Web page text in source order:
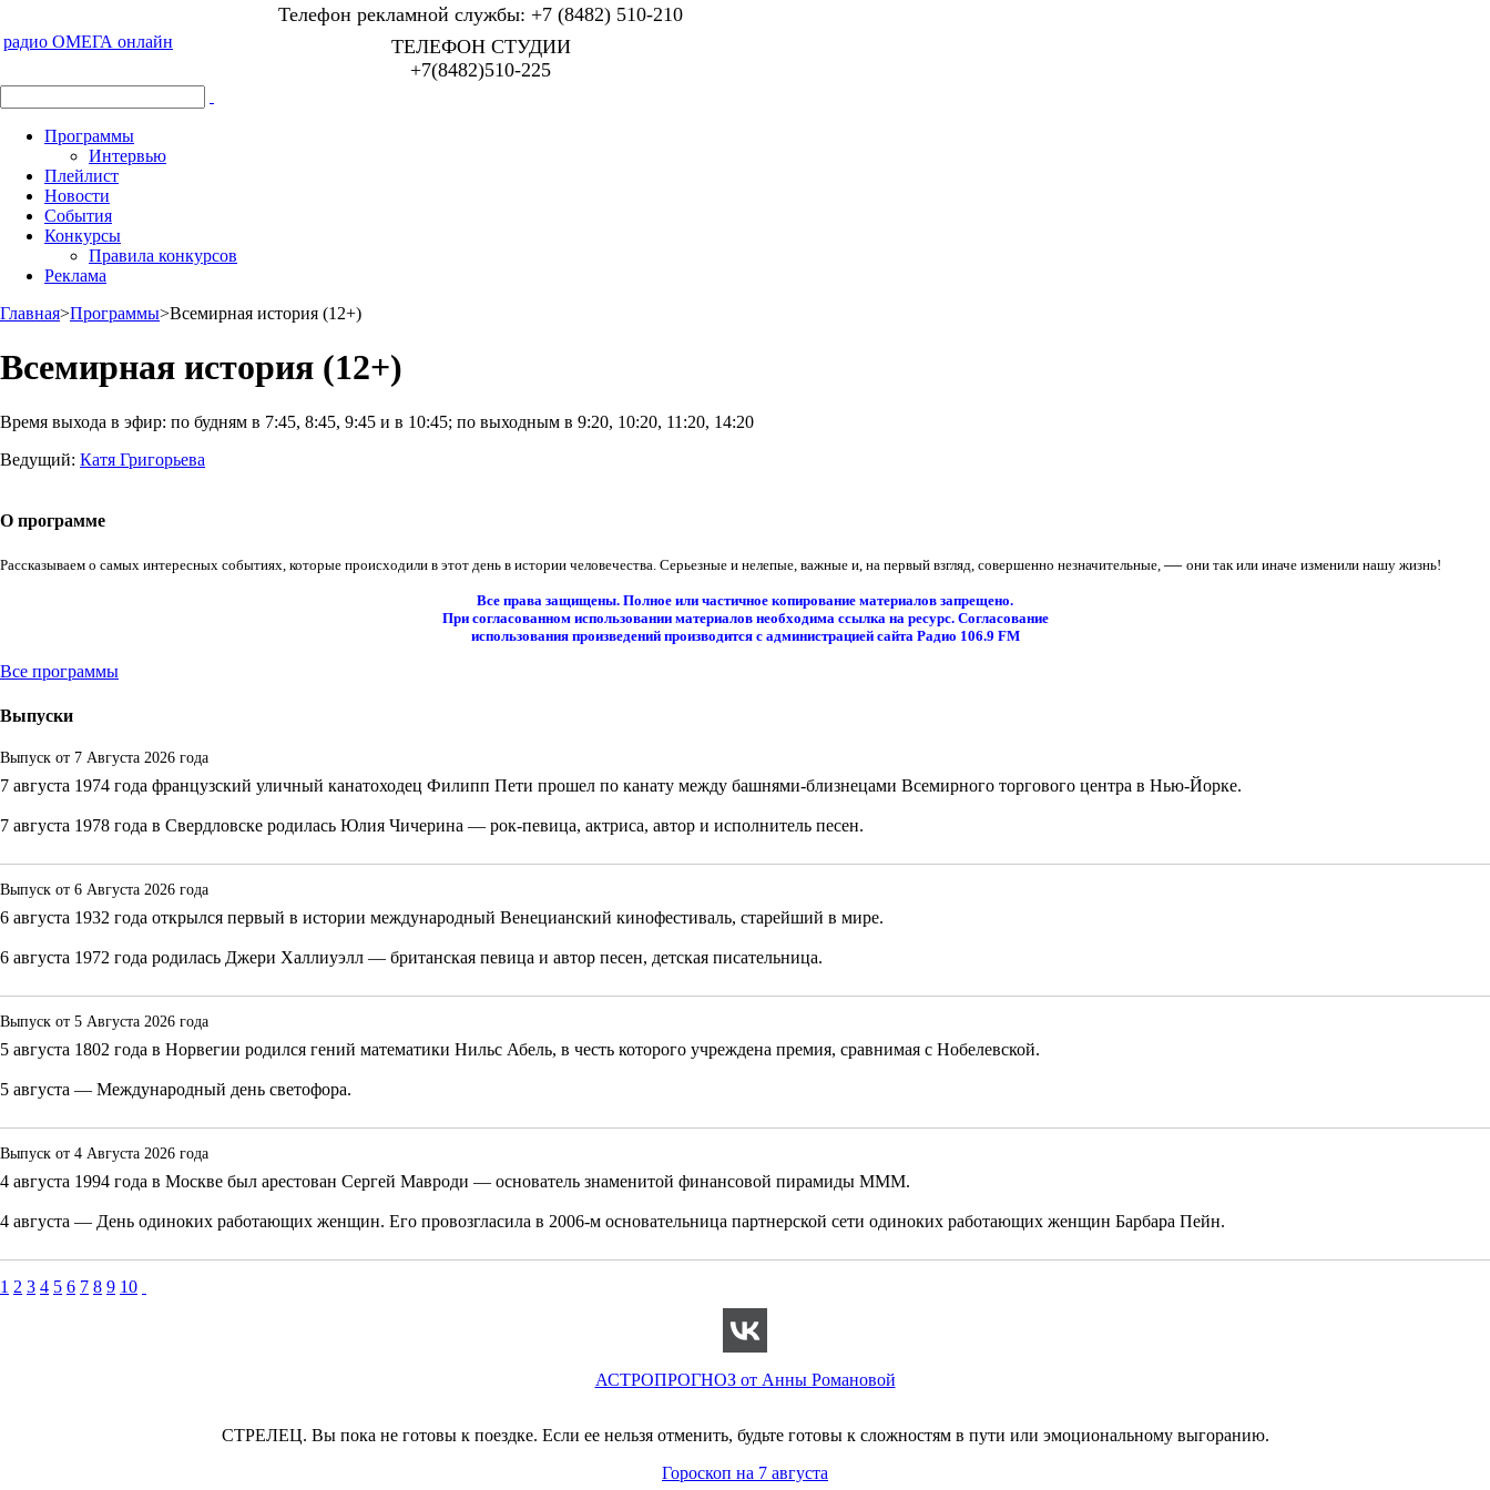
радио ОМЕГА онлайн
Телефон рекламной службы: +7 (8482) 510-210
ТЕЛЕФОН СТУДИИ
+7(8482)510-225
Программы
Интервью
Плейлист
Новости
События
Конкурсы
Правила конкурсов
Реклама
Главная>Программы>Всемирная история (12+)
Всемирная история (12+)
Время выхода в эфир: по будням в 7:45, 8:45, 9:45 и в 10:45; по выходным в 9:20, 10:20, 11:20, 14:20
Ведущий: Катя Григорьева
О программе
Рассказываем о самых интересных событиях, которые происходили в этот день в истории человечества. Серьезные и нелепые, важные и, на первый взгляд, совершенно незначительные, — они так или иначе изменили нашу жизнь!
Все права защищены. Полное или частичное копирование материалов запрещено.
При согласованном использовании материалов необходима ссылка на ресурс. Согласование
использования произведений производится с администрацией сайта Радио 106.9 FM
Все программы
Выпуски
Выпуск от 7 Августа 2026 года
7 августа 1974 года французский уличный канатоходец Филипп Пети прошел по канату между башнями-близнецами Всемирного торгового центра в Нью-Йорке.
7 августа 1978 года в Свердловске родилась Юлия Чичерина — рок-певица, актриса, автор и исполнитель песен.
Выпуск от 6 Августа 2026 года
6 августа 1932 года открылся первый в истории международный Венецианский кинофестиваль, старейший в мире.
6 августа 1972 года родилась Джери Халлиуэлл — британская певица и автор песен, детская писательница.
Выпуск от 5 Августа 2026 года
5 августа 1802 года в Норвегии родился гений математики Нильс Абель, в честь которого учреждена премия, сравнимая с Нобелевской.
5 августа — Международный день светофора.
Выпуск от 4 Августа 2026 года
4 августа 1994 года в Москве был арестован Сергей Мавроди — основатель знаменитой финансовой пирамиды МММ.
4 августа — День одиноких работающих женщин. Его провозгласила в 2006-м основательница партнерской сети одиноких работающих женщин Барбара Пейн.
1 2 3 4 5 6 7 8 9 10
АСТРОПРОГНОЗ от Анны Романовой
СТРЕЛЕЦ. Вы пока не готовы к поездке. Если ее нельзя отменить, будьте готовы к сложностям в пути или эмоциональному выгоранию.
Гороскоп на 7 августа